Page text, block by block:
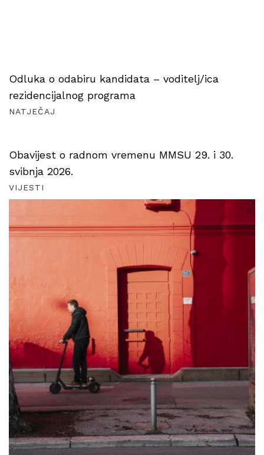
Odluka o odabiru kandidata – voditelj/ica
rezidencijalnog programa
NATJEČAJ
Obavijest o radnom vremenu MMSU 29. i 30.
svibnja 2026.
VIJESTI